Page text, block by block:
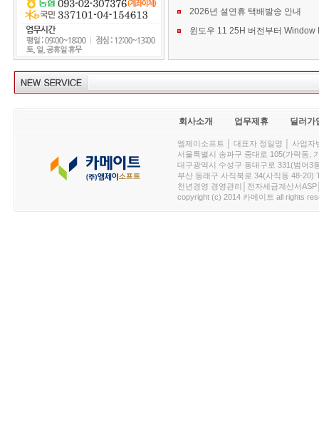
2026년 설연휴 택배발송 안내
회사소개 업무제휴 딜러가
엠제이소프트 │ 대표자 정일영 │ 사업
서울특별시 송파구 중대로 105(가락동,
대구광역시 수성구 동대구로 331(범어3
부산 동래구 사직북로 34(사직동 48-20)
천년경영 경영관리│전자세금계산서
copyright (c) 2014 카메이트 all rights